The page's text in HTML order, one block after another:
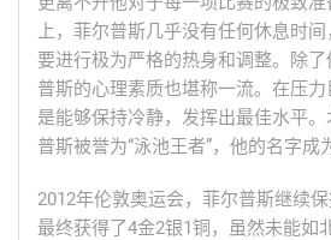
上，菲尔普斯几乎没有任何休息时
要进行极为严格的热身和调整。除
普斯的心理素质也堪称一流。在压
是能够保持冷静，发挥出最佳水平
普斯被誉为“泳池王者”，他的名字成
2012年伦敦奥运会，菲尔普斯继续保
最终获得了4金2银1铜，虽然未能如